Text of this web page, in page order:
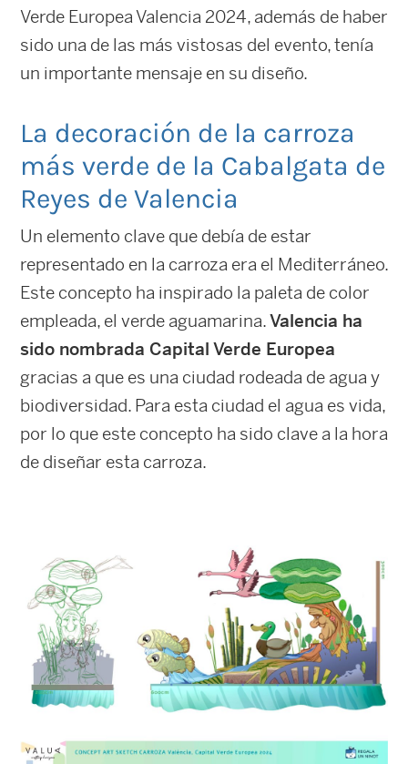
Verde Europea Valencia 2024, además de haber
sido una de las más vistosas del evento, tenía
un importante mensaje en su diseño.
La decoración de la carroza
más verde de la Cabalgata de
Reyes de Valencia
Un elemento clave que debía de estar
representado en la carroza era el Mediterráneo.
Este concepto ha inspirado la paleta de color
empleada, el verde aguamarina.Valencia ha
sido nombrada Capital Verde Europea
gracias a que es una ciudad rodeada de agua y
biodiversidad. Para esta ciudad el agua es vida,
por lo que este concepto ha sido clave a la hora
de diseñar esta carroza.